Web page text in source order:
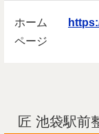
ホーム
ページ
匠 池袋駅前